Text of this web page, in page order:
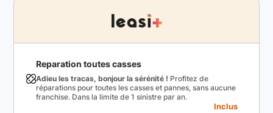
Reparation toutes casses
Adieu les tracas, bonjour la sérénité ! Profitez de
réparations pour toutes les casses et pannes, sans aucune
franchise. Dans la limite de 1 sinistre par an.
Inclus